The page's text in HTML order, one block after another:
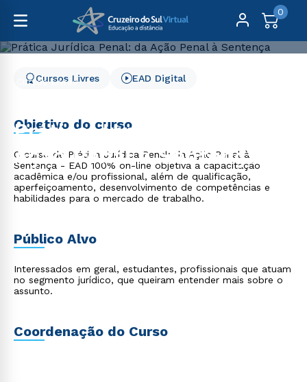
0
Cursos Livres
Prática Jurídica Penal: da
Ação Penal à Sentença
Cursos Livres EAD Digital
Objetivo do curso
O curso de Prática Jurídica Penal: da Ação Penal à
Sentença - EAD 100% on-line objetiva a capacitação
acadêmica e/ou profissional, além de qualificação,
aperfeiçoamento, desenvolvimento de competências e
habilidades para o mercado de trabalho.
Público Alvo
Interessados em geral, estudantes, profissionais que atuam
no segmento jurídico, que queiram entender mais sobre o
assunto.
Coordenação do Curso